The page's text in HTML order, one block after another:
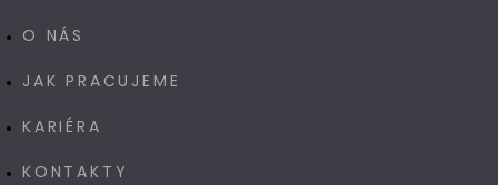
O NÁS
JAK PRACUJEME
KARIÉRA
KONTAKTY